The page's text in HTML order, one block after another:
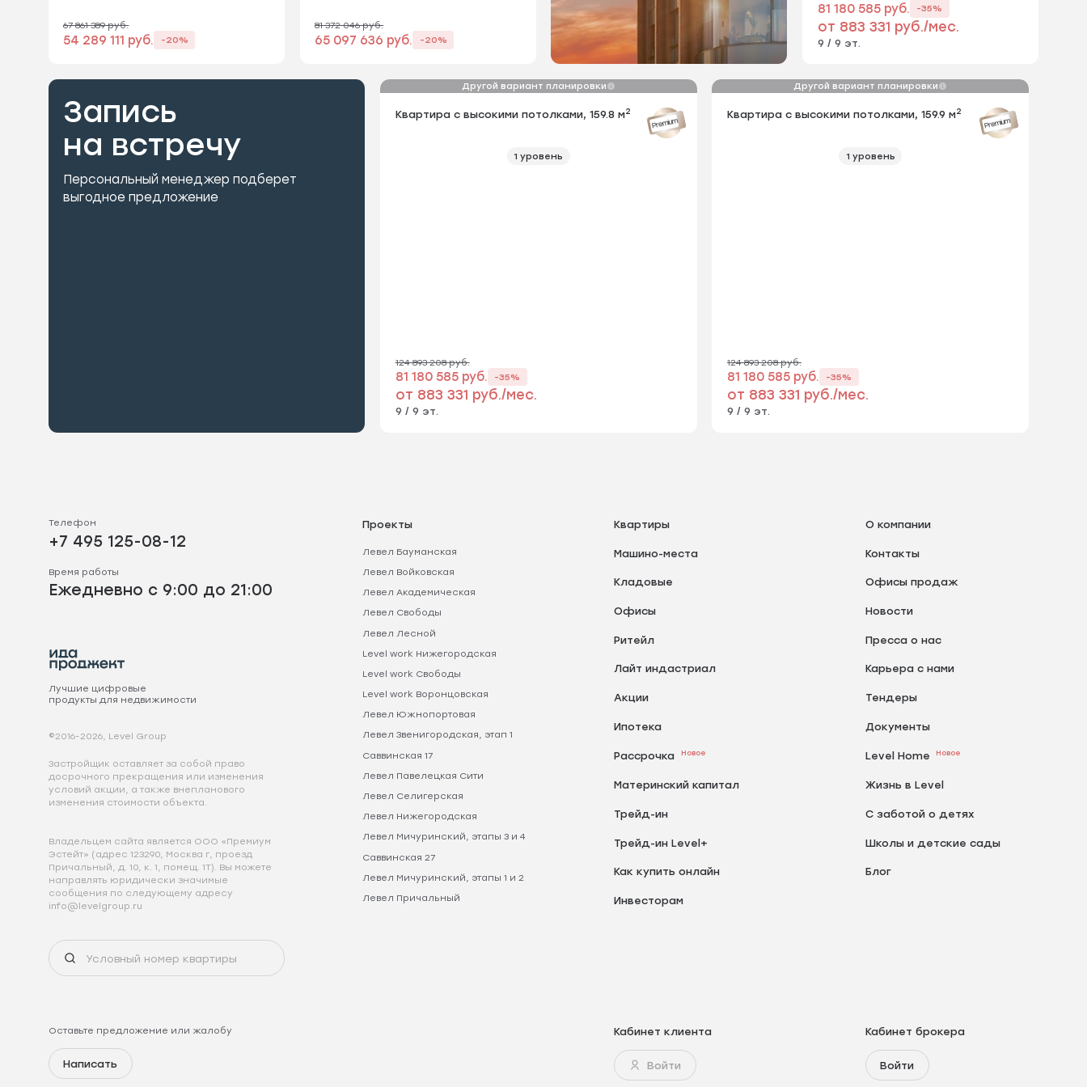
67 861 389 руб.
54 289 111 руб. -20%
81 372 046 руб.
65 097 636 руб. -20%
81 180 585 руб. -35%
от 883 331 руб./мес.
9 / 9 эт.
Запись
на встречу
Персональный менеджер подберет
выгодное предложение
Другой вариант планировки
Квартира с высокими потолками, 159.8 м2
Premium
1 уровень
Квартира с высокими потолками, 159.8 м2
Premium
2 уровень
124 893 208 руб.
81 180 585 руб. -35%
от 883 331 руб./мес.
9 / 9 эт.
Другой вариант планировки
Квартира с высокими потолками, 159.9 м2
Premium
1 уровень
124 893 208 руб.
81 180 585 руб. -35%
от 883 331 руб./мес.
9 / 9 эт.
Телефон
+7 495 125-08-12
Время работы
Ежедневно с 9:00 до 21:00
Лучшие цифровые
продукты для недвижимости
©2016-2026, Level Group
Застройщик оставляет за собой право
досрочного прекращения или изменения
условий акции, а также внепланового
изменения стоимости объекта.
Владельцем сайта является ООО «Премиум
Эстейт» (адрес 123290, Москва г, проезд
Причальный, д. 10, к. 1, помещ. 1Т). Вы можете
направлять юридически значимые
сообщения по следующему адресу
info@levelgroup.ru
Оставьте предложение или жалобу
Написать
Проекты
Левел Бауманская
Левел Войковская
Левел Академическая
Левел Свободы
Левел Лесной
Level work Нижегородская
Level work Свободы
Level work Воронцовская
Левел Южнопортовая
Левел Звенигородская, этап 1
Саввинская 17
Левел Павелецкая Сити
Левел Селигерская
Левел Нижегородская
Левел Мичуринский, этапы 3 и 4
Саввинская 27
Левел Мичуринский, этапы 1 и 2
Левел Причальный
Квартиры
Машино-места
Кладовые
Офисы
Ритейл
Лайт индастриал
Акции
Ипотека
Рассрочка Новое
Материнский капитал
Трейд-ин
Трейд-ин Level+
Как купить онлайн
Инвесторам
О компании
Контакты
Офисы продаж
Новости
Пресса о нас
Карьера с нами
Тендеры
Документы
Level Home Новое
Жизнь в Level
С заботой о детях
Школы и детские сады
Блог
Кабинет клиента
Войти
Кабинет брокера
Войти